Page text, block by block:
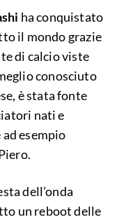
ha conquistato
il mondo grazie
di calcio viste
conosciuto
è stata fonte
nati e
ad esempio
dell’onda
un reboot delle